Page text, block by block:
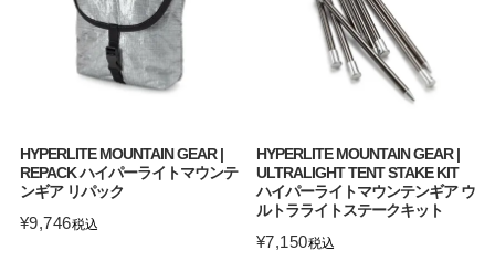
HYPERLITE MOUNTAIN GEAR |
REPACK ハイパーライトマウンテ
ンギア リパック
¥9,746税込
HYPERLITE MOUNTAIN GEAR |
ULTRALIGHT TENT STAKE KIT
ハイパーライトマウンテンギア ウ
ルトラライトステークキット
¥7,150税込